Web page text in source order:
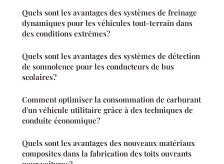
Quels sont les avantages des systèmes de freinage
dynamiques pour les véhicules tout-terrain dans
des conditions extrêmes?
Quels sont les avantages des systèmes de détection
de somnolence pour les conducteurs de bus
scolaires?
Comment optimiser la consommation de carburant
d'un véhicule utilitaire grâce à des techniques de
conduite économique?
Quels sont les avantages des nouveaux matériaux
composites dans la fabrication des toits ouvrants